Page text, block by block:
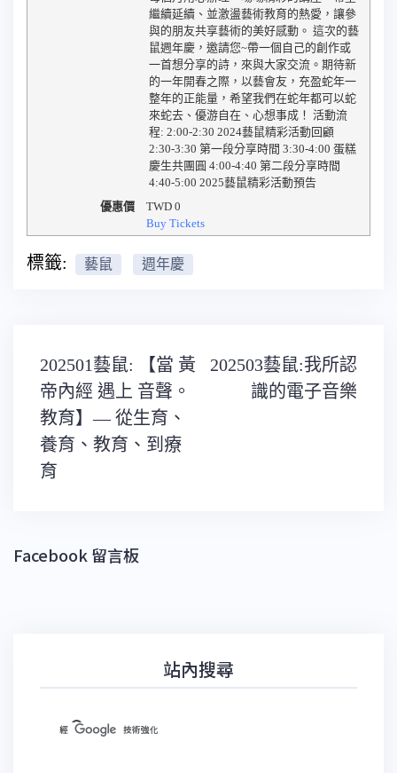
繼續延續、並激盪藝術教育的熱愛，讓參
與的朋友共享藝術的美好感動。 這次的藝
鼠週年慶，邀請您~帶一個自己的創作或
一首想分享的詩，來與大家交流。期待新
的一年開春之際，以藝會友，充盈蛇年一
整年的正能量，希望我們在蛇年都可以蛇
來蛇去、優游自在、心想事成！ 活動流
程: 2:00-2:30 2024藝鼠精彩活動回顧
2:30-3:30 第一段分享時間 3:30-4:00 蛋糕
慶生共團圓 4:00-4:40 第二段分享時間
4:40-5:00 2025藝鼠精彩活動預告
優惠價
TWD0
Buy Tickets
標籤: 藝鼠 週年慶
文
章
導
覽
202501藝鼠: 【當 黃
帝內經 遇上 音聲。
教育】— 從生育、
養育、教育、到療
育
202503藝鼠:我所認
識的電子音樂
Facebook 留言板
站內搜尋